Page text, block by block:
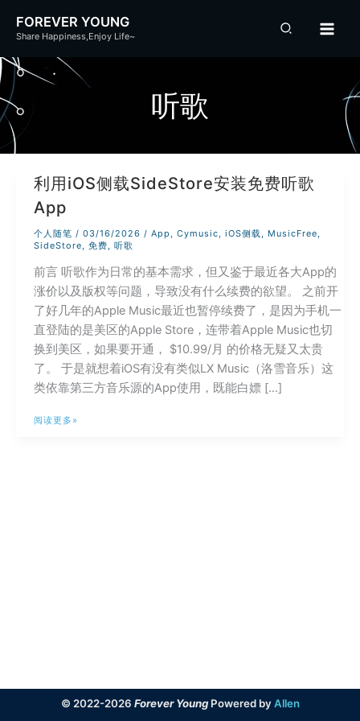
容
FOREVER YOUNG
Share Happiness,Enjoy Life~
听歌
利用iOS侧载SideStore安装免费听歌
App
个人随笔 / 03/16/2026 / App , Cymusic, iOS侧载, MusicFree,
SideStore, 免费, 听歌
前言 听歌作为日常的基本需求，但又鉴于最近各大App的
涨价以及版权等问题，导致没有什么续费的欲望。 之前开
了好几年的Apple Music最近也暂停续费了，是因为手机一
直登陆的是美区的Apple Store，连带着Apple Music也切
换到美区，如果要开通， $10.99/月 的价格无疑又太贵
了。 于是就想着iOS有没有类似LX Music（洛雪音乐）这
类依靠第三方音乐源的App使用，既能白嫖 […]
利
阅读更多»
© 2022-2026 Forever YoungPowered by Allen